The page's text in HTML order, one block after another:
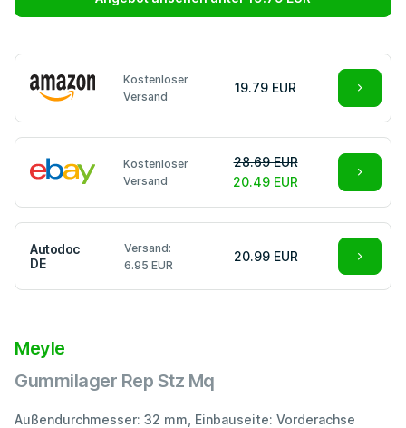
Kostenloser
Versand
19.79 EUR
Kostenloser
Versand
28.69 EUR
20.49 EUR
Autodoc
DE
Versand:
6.95 EUR
20.99 EUR
Meyle
Gummilager Rep Stz Mq
Außendurchmesser: 32 mm, Einbauseite: Vorderachse